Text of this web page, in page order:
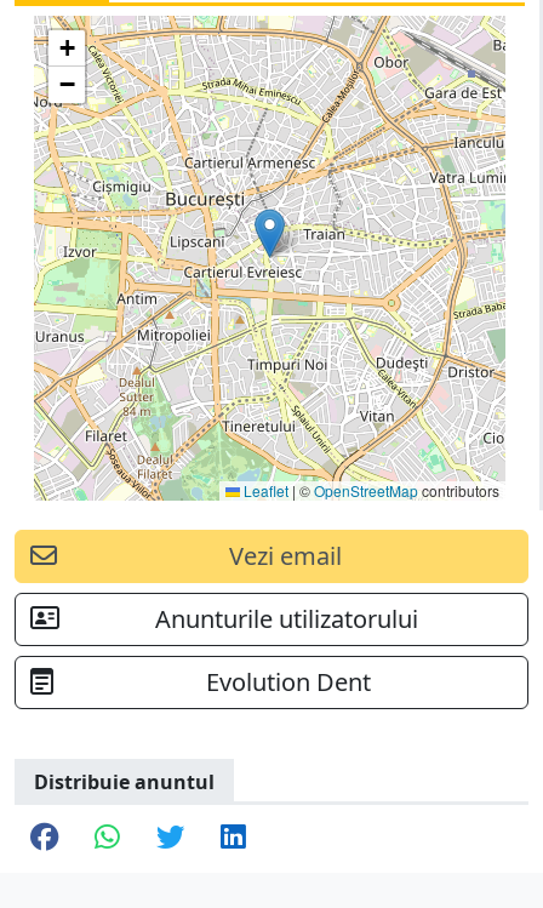
+
−
Leaflet | ©OpenStreetMapcontributors
Vezi email
Anunturile utilizatorului
Evolution Dent
Distribuie anuntul